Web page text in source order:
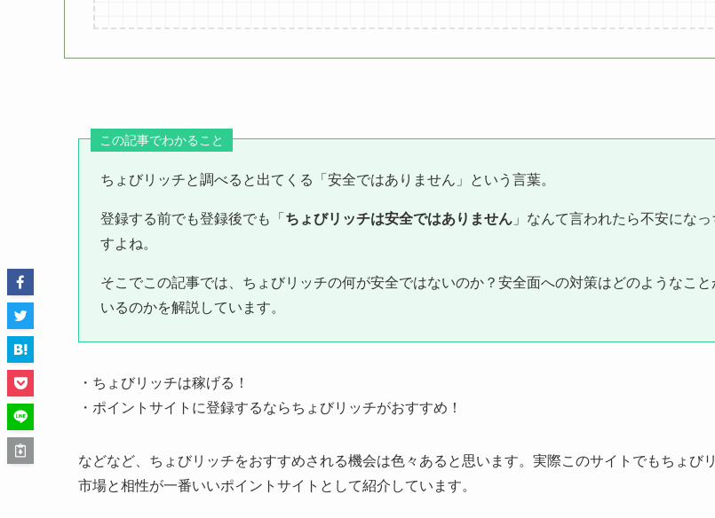
この記事でわかること
ちょびリッチと調べると出てくる「安全ではありません」という言葉。
登録する前でも登録後でも「 ちょびリッチは安全ではありません 」なんて言われたら不安になっ
すよね。
そこでこの記事では、ちょびリッチの何が安全ではないのか？安全面への対策はどのようなこと
いるのかを解説しています。
・ちょびリッチは稼げる！
・ポイントサイトに登録するならちょびリッチがおすすめ！
などなど、ちょびリッチをおすすめされる機会は色々あると思います。実際このサイトでもちょび
市場と相性が一番いいポイントサイトとして紹介しています。